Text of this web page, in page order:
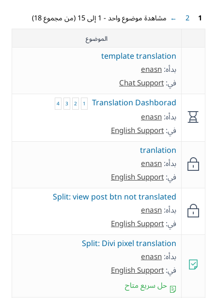
مشاهدة موضوع واحد - 1 إلى 15 (من مجموع 18) 1
2
←
الموضوع
template translation
بدأه:enasn
في:Chat Support
Translation Dashborad
1
2
3
4
بدأه:enasn
في:English Support
tranlation
بدأه:enasn
في:English Support
Split: view post btn not translated
بدأه:enasn
في:English Support
Split: Divi pixel translation
بدأه:enasn
في:English Support
حل سريع متاح